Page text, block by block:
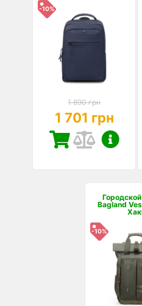
-10%
1 890 грн
1 701 грн
Bagland
-10%